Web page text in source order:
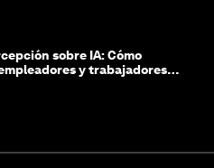
sobre IA: Cómo
y trabajadores